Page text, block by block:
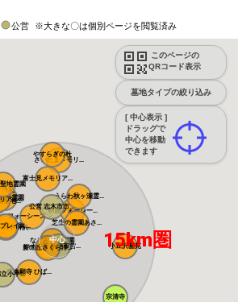
公営 ※大きな〇は個別ページを閲覧済み
このページの
QRコード表示
墓地タイプの絞り込み
[ 中心表示 ]
ドラッグで
中心を移動
できます
東本願寺 ひば...
地霊園
小平...
さいたまメモリ...
やすらぎ聖地霊...
朝霞フォーシー...
パー...
なごみの丘霊園
スト所沢
うらわ秋ヶ瀬霊...
フォーシーズン...
公営 新座市営...
公営 志木市市...
宗清寺
野霊園
浄苑
聖地...
アル...
新の丘さくら浄... 小豆沢墓苑
芝生の霊園あさ...
富士見メモリア...
やすらぎの杜
レイス...
地霊園
中心 15km圏